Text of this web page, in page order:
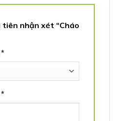
tiên nhận xét “Cháo
*
*